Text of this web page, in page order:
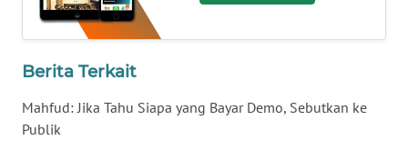
Berita Terkait
Mahfud: Jika Tahu Siapa yang Bayar Demo, Sebutkan ke
Publik
WN
WN
BALI